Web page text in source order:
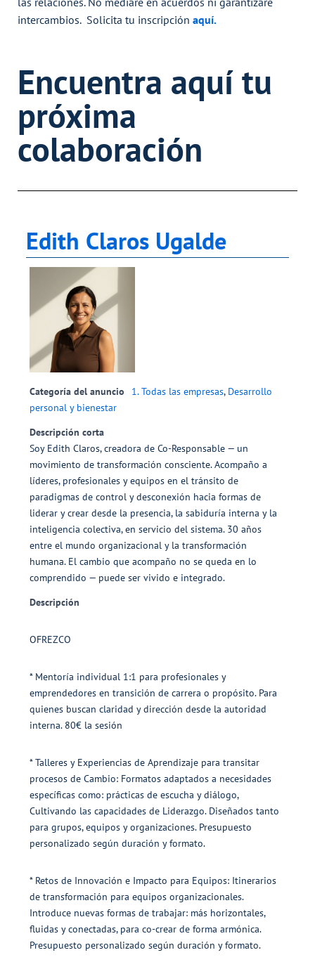
intercambios. Solicita tu inscripción aquí.
Encuentra aquí tu
próxima
colaboración
Edith Claros Ugalde
Categoría del anuncio 1. Todas las empresas, Desarrollo
personal y bienestar
Descripción corta
Soy Edith Claros, creadora de Co-Responsable — un
movimiento de transformación consciente. Acompaño a
líderes, profesionales y equipos en el tránsito de
paradigmas de control y desconexión hacia formas de
liderar y crear desde la presencia, la sabiduría interna y la
inteligencia colectiva, en servicio del sistema. 30 años
entre el mundo organizacional y la transformación
humana. El cambio que acompaño no se queda en lo
comprendido — puede ser vivido e integrado.
Descripción
OFREZCO
* Mentoría individual 1:1 para profesionales y
emprendedores en transición de carrera o propósito. Para
quienes buscan claridad y dirección desde la autoridad
interna. 80€ la sesión
* Talleres y Experiencias de Aprendizaje para transitar
procesos de Cambio: Formatos adaptados a necesidades
específicas como: prácticas de escucha y diálogo,
Cultivando las capacidades de Liderazgo. Diseñados tanto
para grupos, equipos y organizaciones. Presupuesto
personalizado según duración y formato.
* Retos de Innovación e Impacto para Equipos: Itinerarios
de transformación para equipos organizacionales.
Introduce nuevas formas de trabajar: más horizontales,
fluidas y conectadas, para co-crear de forma armónica.
Presupuesto personalizado según duración y formato.